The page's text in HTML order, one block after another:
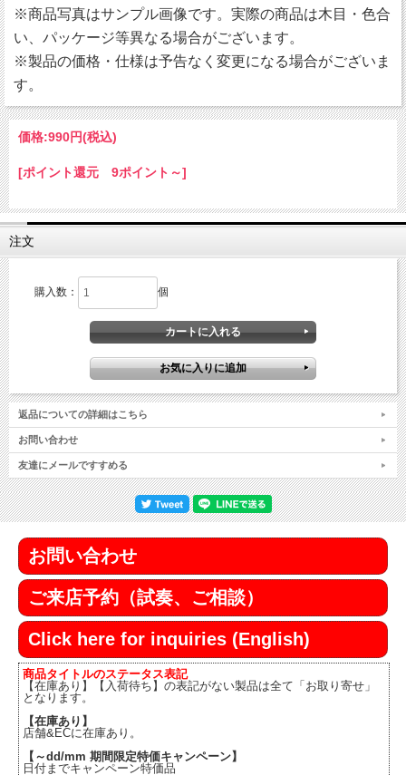
※商品写真はサンプル画像です。実際の商品は木目・色合
い、パッケージ等異なる場合がございます。
※製品の価格・仕様は予告なく変更になる場合がございま
す。
価格:990円(税込)
[ポイント還元 9ポイント～]
注文
購入数： 個
返品についての詳細はこちら
お問い合わせ
友達にメールですすめる
お問い合わせ
ご来店予約（試奏、ご相談）
Click here for inquiries (English)
商品タイトルのステータス表記
【在庫あり】【入荷待ち】の表記がない製品は全て「お取り寄せ」
となります。
【在庫あり】
店舗&ECに在庫あり。
【～dd/mm 期間限定特価キャンペーン】
日付までキャンペーン特価品